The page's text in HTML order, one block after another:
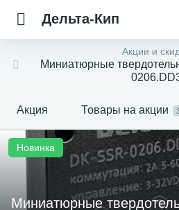
Дельта-Кип
Акции и
Миниатюрные
Акция Товары на акции
Миниатюрные
Новинка